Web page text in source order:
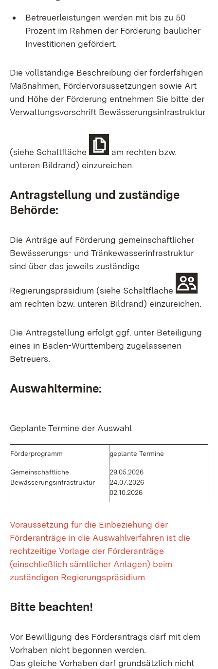
Betreuerleistungen werden mit bis zu 50
Prozent im Rahmen der Förderung baulicher
Investitionen gefördert.
Die vollständige Beschreibung der förderfähigen
Maßnahmen, Fördervoraussetzungen sowie Art
und Höhe der Förderung entnehmen Sie bitte der
Verwaltungsvorschrift Bewässerungsinfrastruktur
(siehe Schaltfläche
am rechten bzw.
unteren Bildrand) einzureichen.
Antragstellung und zuständige
Behörde:
Die Anträge auf Förderung gemeinschaftlicher
Bewässerungs- und Tränkewasserinfrastruktur
sind über das jeweils zuständige
Regierungspräsidium (siehe Schaltfläche
am rechten bzw. unteren Bildrand) einzureichen.
Die Antragstellung erfolgt ggf. unter Beteiligung
eines in Baden-Württemberg zugelassenen
Betreuers.
Auswahltermine:
Geplante Termine der Auswahl
Förderprogramm geplante Termine
Gemeinschaftliche
Bewässerungsinfrastruktur
29.05.2026
24.07.2026
02.10.2026
Voraussetzung für die Einbeziehung der
Förderanträge in die Auswahlverfahren ist die
rechtzeitige Vorlage der Förderanträge
(einschließlich sämtlicher Anlagen) beim
zuständigen Regierungspräsidium.
Bitte beachten!
Vor Bewilligung des Förderantrags darf mit dem
Vorhaben nicht begonnen werden.
Das gleiche Vorhaben darf grundsätzlich nicht